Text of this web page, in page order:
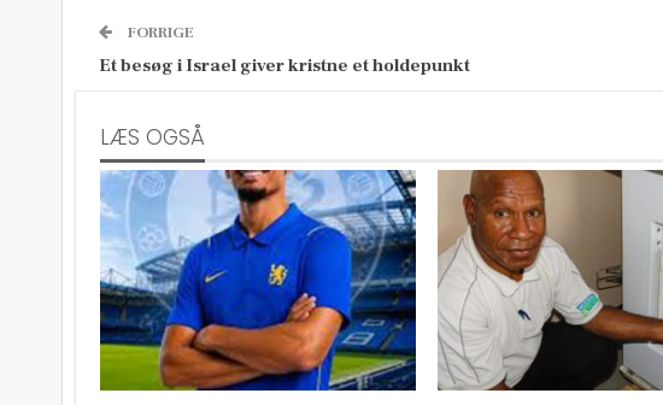
FORRIGE
Et besøg i Israel giver kristne et holdepunkt
LÆS OGSÅ